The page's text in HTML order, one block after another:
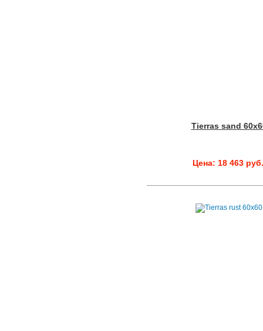
Tierras sand
Цена: 18 463 руб.